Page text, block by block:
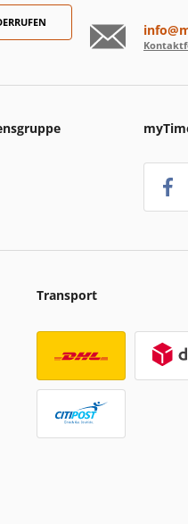
Transport